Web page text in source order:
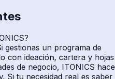
gestionas un programa de
con ideación, cartera y hojas
de negocio, ITONICS hace
Si tu necesidad real es saber